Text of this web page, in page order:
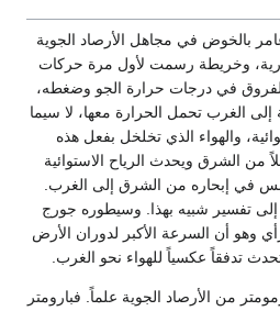
بالخوض في مجاهل الأرصاد الجوية
التجارية، وخريطة رسمت لأول مرة حركات
لفروق في درجات حرارة الجو وضغطه،
الغرب تحمل الحرارة معها، لا سيما
والهواء الذي تخلخل بفعل هذه
من الشرق ويحدث الرياح الاستوائية
في إبحاره من الشرق إلى الغرب.
تفسير شبيه بهذا. وسيطوره جورج
هذا الرأي وهو أن السرعة الأكبر لدوران الأرض
تدفقاً عكسياً للهواء نحو الغرب.
من الأرصاد الجوية علماً. فبارومتر